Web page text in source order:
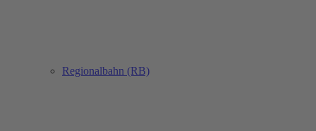
Regionalbahn (RB)